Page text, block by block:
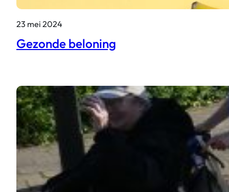
23 mei 2024
Gezonde beloning